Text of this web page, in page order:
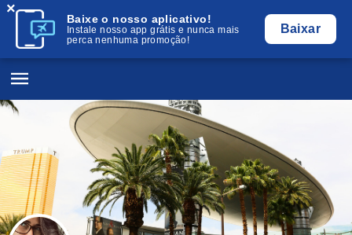
Baixe o nosso aplicativo!
Instale nosso app grátis e nunca mais
perca nenhuma promoção!
Baixar
×